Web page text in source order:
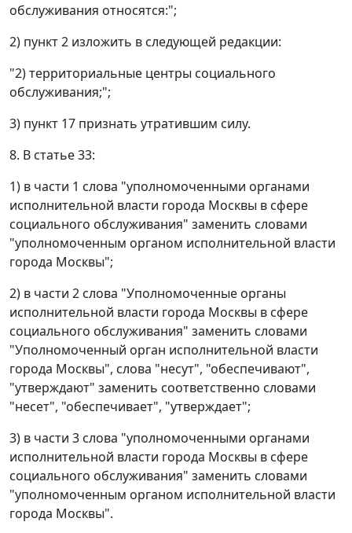
обслуживания относятся:";
2) пункт 2 изложить в следующей редакции:
"2) территориальные центры социального
обслуживания;";
3) пункт 17 признать утратившим силу.
8. В статье 33:
1) в части 1 слова "уполномоченными органами
исполнительной власти города Москвы в сфере
социального обслуживания" заменить словами
"уполномоченным органом исполнительной власти
города Москвы";
2) в части 2 слова "Уполномоченные органы
исполнительной власти города Москвы в сфере
социального обслуживания" заменить словами
"Уполномоченный орган исполнительной власти
города Москвы", слова "несут", "обеспечивают",
"утверждают" заменить соответственно словами
"несет", "обеспечивает", "утверждает";
3) в части 3 слова "уполномоченными органами
исполнительной власти города Москвы в сфере
социального обслуживания" заменить словами
"уполномоченным органом исполнительной власти
города Москвы".